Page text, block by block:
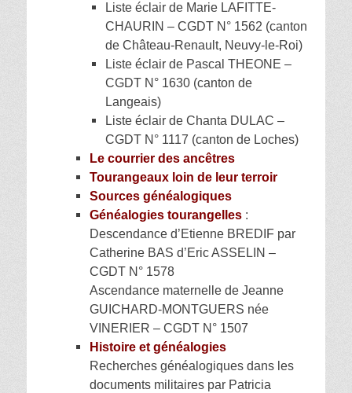
Liste éclair de Marie LAFITTE-
CHAURIN – CGDT N° 1562 (canton
de Château-Renault, Neuvy-le-Roi)
Liste éclair de Pascal THEONE –
CGDT N° 1630 (canton de
Langeais)
Liste éclair de Chanta DULAC –
CGDT N° 1117 (canton de Loches)
Le courrier des ancêtres
Tourangeaux loin de leur terroir
Sources généalogiques
Généalogies tourangelles :
Descendance d’Etienne BREDIF par
Catherine BAS d’Eric ASSELIN –
CGDT N° 1578
Ascendance maternelle de Jeanne
GUICHARD-MONTGUERS née
VINERIER – CGDT N° 1507
Histoire et généalogies
Recherches généalogiques dans les
documents militaires par Patricia